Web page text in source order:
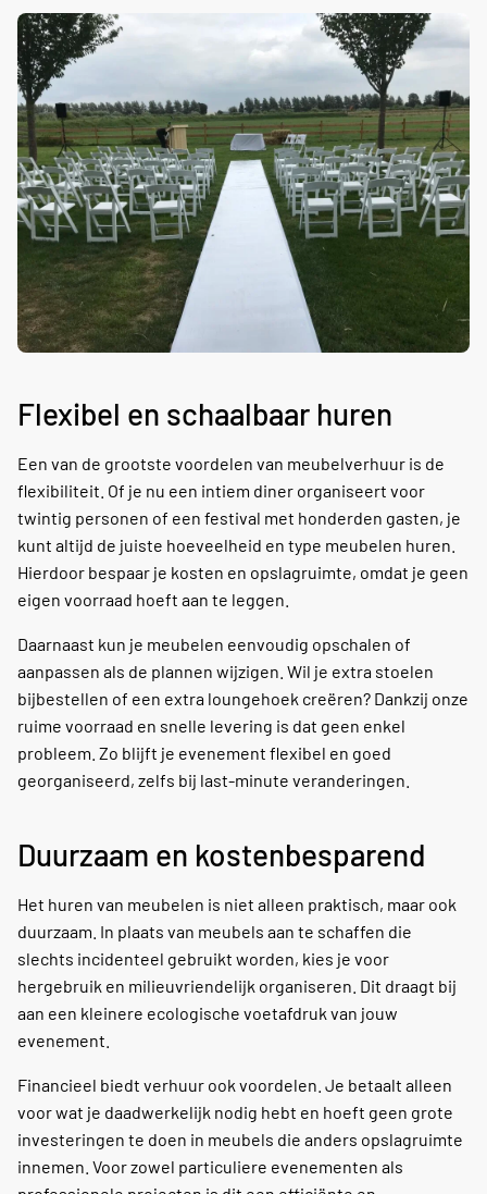
Flexibel en schaalbaar huren
Een van de grootste voordelen van meubelverhuur is de
flexibiliteit. Of je nu een intiem diner organiseert voor
twintig personen of een festival met honderden gasten, je
kunt altijd de juiste hoeveelheid en type meubelen huren.
Hierdoor bespaar je kosten en opslagruimte, omdat je geen
eigen voorraad hoeft aan te leggen.
Daarnaast kun je meubelen eenvoudig opschalen of
aanpassen als de plannen wijzigen. Wil je extra stoelen
bijbestellen of een extra loungehoek creëren? Dankzij onze
ruime voorraad en snelle levering is dat geen enkel
probleem. Zo blijft je evenement flexibel en goed
georganiseerd, zelfs bij last-minute veranderingen.
Duurzaam en kostenbesparend
Het huren van meubelen is niet alleen praktisch, maar ook
duurzaam. In plaats van meubels aan te schaffen die
slechts incidenteel gebruikt worden, kies je voor
hergebruik en milieuvriendelijk organiseren. Dit draagt bij
aan een kleinere ecologische voetafdruk van jouw
evenement.
Financieel biedt verhuur ook voordelen. Je betaalt alleen
voor wat je daadwerkelijk nodig hebt en hoeft geen grote
investeringen te doen in meubels die anders opslagruimte
innemen. Voor zowel particuliere evenementen als